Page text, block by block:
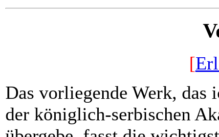
[
Das vorliegende Werk,
der königlich-serbischen